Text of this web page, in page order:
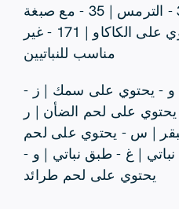
(مسببات الحساسية) | 31 - الترمس | 35 - مع صبغة
الآزو | 43 - مع دهون تحتوي على الكاكاو | 171 - غير
مناسب للنباتيين
و - يحتوي على سمك | ز -
على لحم الضأن | ر
| س - يحتوي على لحم
| غ - طبق نباتي | و -
يحتوي على لحم طرائد